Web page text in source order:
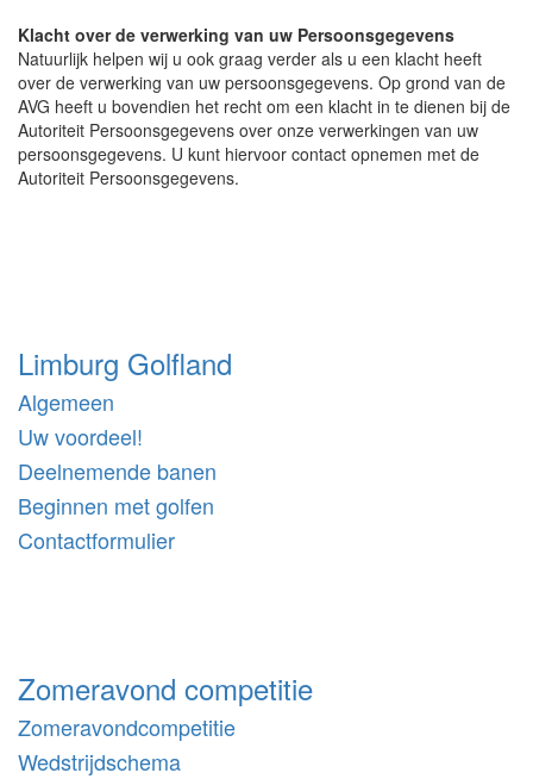
Klacht over de verwerking van uw Persoonsgegevens
Natuurlijk helpen wij u ook graag verder als u een klacht heeft
over de verwerking van uw persoonsgegevens. Op grond van de
AVG heeft u bovendien het recht om een klacht in te dienen bij de
Autoriteit Persoonsgegevens over onze verwerkingen van uw
persoonsgegevens. U kunt hiervoor contact opnemen met de
Autoriteit Persoonsgegevens.
Limburg Golfland
Algemeen
Uw voordeel!
Deelnemende banen
Beginnen met golfen
Contactformulier
Zomeravond competitie
Zomeravondcompetitie
Wedstrijdschema